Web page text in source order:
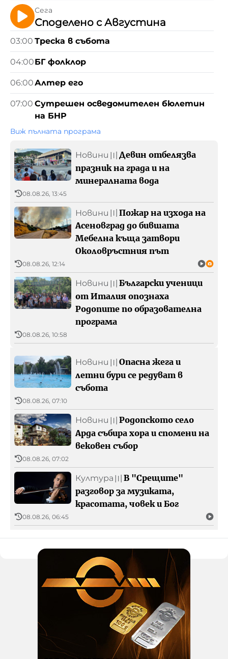
Предавания
Подкасти
Преге
Великите европейци
Ex Ante
Реклама
БНР
Детското.БНР
Архивен фонд на БНР
Сега
Споделено с Августина
03:00 Треска в събота
04:00БГ фолклор
06:00Алтер его
07:00 Сутрешен осведомителен бюлетин
на БНР
Виж пълната програма
Новини 〣 Девин отбелязва
празник на града и на
минералната вода
08.08.26, 13:45
Новини 〣 Пожар на изхода на
Асеновград до бившата
Мебелна къща затвори
Околовръстния път
08.08.26, 12:14
Новини 〣 Български ученици
от Италия опознаха
Родопите по образователна
програма
08.08.26, 10:58
Новини 〣 Опасна жега и
летни бури се редуват в
събота
08.08.26, 07:10
Новини 〣 Родопското село
Арда събира хора и спомени на
вековен събор
08.08.26, 07:02
Култура 〣 В "Срещите"
разговор за музиката,
красотата, човек и Бог
08.08.26, 06:45